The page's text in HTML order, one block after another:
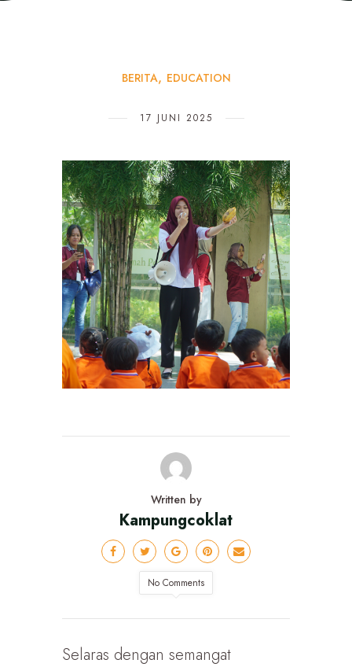
BERITA EDUCATION
17 JUNI 2025
Written by
Kampungcoklat
No Comments
Selaras dengan semangat